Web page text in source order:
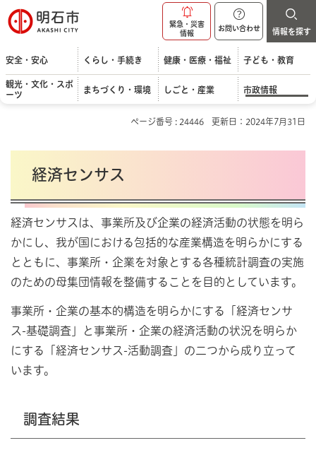
明石市
緊急・災害
情報
お問い合わせ 情報を探す
安全・安心 くらし・手続き 健康・医療・福祉 子ども・教育
観光・文化・スポ
ーツ
まちづくり・環境 しごと・産業 市政情報
ページ番号 : 24446 更新日：2024年7月31日
経済センサス
経済センサスは、事業所及び企業の経済活動の状態を明ら
かにし、我が国における包括的な産業構造を明らかにする
とともに、事業所・企業を対象とする各種統計調査の実施
のための母集団情報を整備することを目的としています。
事業所・企業の基本的構造を明らかにする「経済センサ
ス-基礎調査」と事業所・企業の経済活動の状況を明らか
にする「経済センサス-活動調査」の二つから成り立って
います。
調査結果